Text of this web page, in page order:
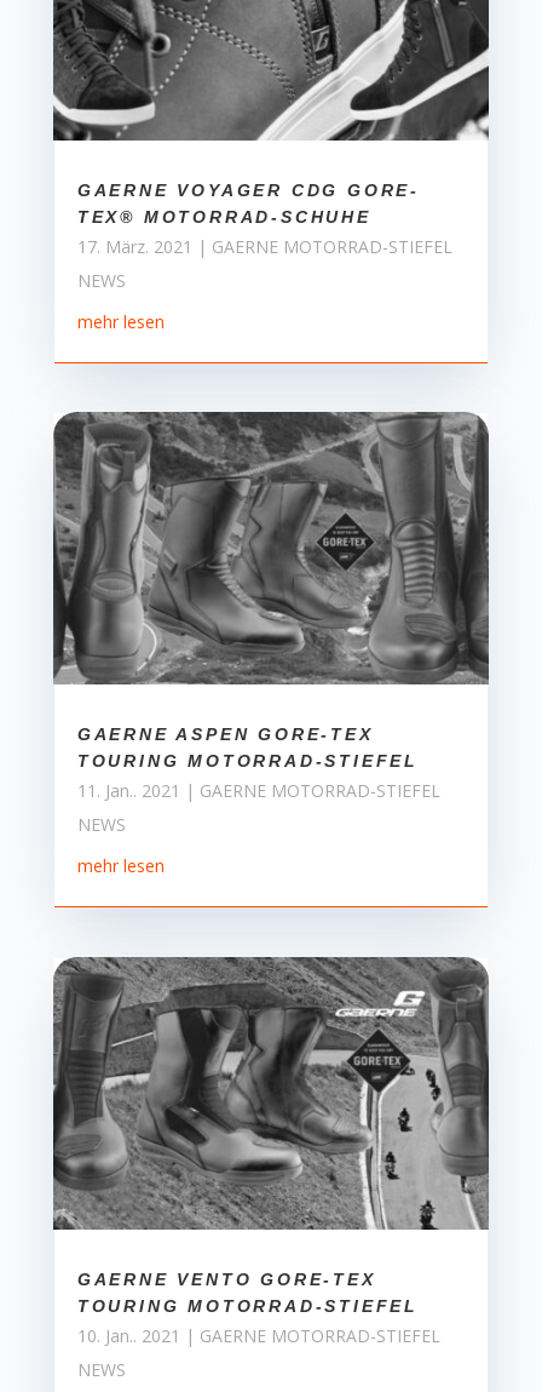
GAERNE VOYAGER CDG GORE-
TEX® MOTORRAD-SCHUHE
17. März. 2021 | GAERNE MOTORRAD-STIEFEL
NEWS
mehr lesen
GAERNE ASPEN GORE-TEX
TOURING MOTORRAD-STIEFEL
11. Jan.. 2021 | GAERNE MOTORRAD-STIEFEL
NEWS
mehr lesen
GAERNE VENTO GORE-TEX
TOURING MOTORRAD-STIEFEL
10. Jan.. 2021 | GAERNE MOTORRAD-STIEFEL
NEWS